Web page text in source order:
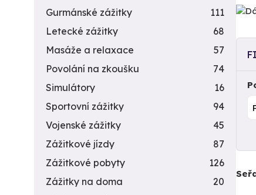
Gurmánské zážitky
111
Letecké zážitky
68
Masáže a relaxace
57
Povolání na zkoušku
74
Simulátory
16
Sportovní zážitky
94
Vojenské zážitky
45
Zážitkové jízdy
87
Zážitkové pobyty
126
Zážitky na doma
20